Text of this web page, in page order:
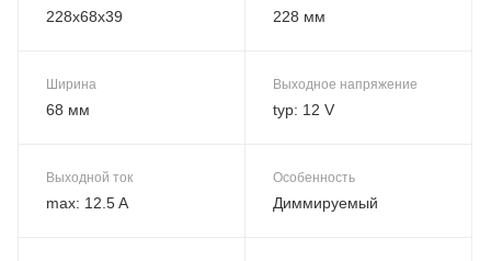
228x68x39 228 мм
Ширина
68 мм
Выходное напряжение
typ: 12 V
Выходной ток
max: 12.5 A
Особенность
Диммируемый